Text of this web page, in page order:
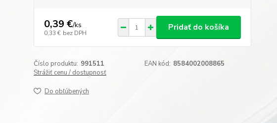
0,39 €/ks
0,33 € bez DPH
Pridať do košíka
Číslo produktu: 991511 EAN kód: 8584002008865
Strážiť cenu / dostupnosť
Do obľúbených